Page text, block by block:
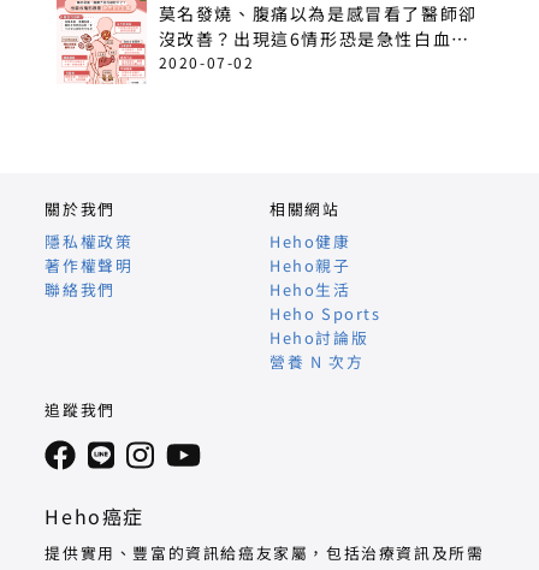
莫名發燒、腹痛以為是感冒看了醫師卻
沒改善？出現這6情形恐是急性白血
病！
2020-07-02
Heho癌症
提供實用、豐富的資訊給癌友家屬，包括治療資訊及所需
關於我們
隱私權政策
著作權聲明
聯絡我們
相關網站
Heho健康
Heho親子
Heho生活
Heho Sports
Heho討論版
營養 N 次方
追蹤我們